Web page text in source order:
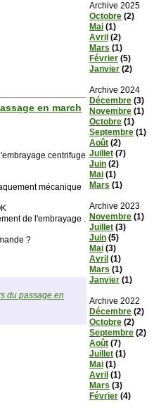
Archive 2025
Octobre (2)
Mai (1)
Avril (2)
Mars (1)
Février (5)
Janvier (2)
Archive 2024
Décembre (3)
Novembre (1)
Octobre (1)
Septembre (1)
Août (2)
Juillet (7)
Juin (2)
Mai (1)
Mars (1)
Archive 2023
Novembre (1)
Juillet (3)
Juin (5)
Mai (3)
Avril (1)
Mars (1)
Janvier (1)
Archive 2022
Décembre (2)
Octobre (2)
Septembre (2)
Août (7)
Juillet (1)
Mai (1)
Avril (1)
Mars (3)
Février (4)
en march
centrifuge
mécanique
de l'embrayage .
?
du passage en